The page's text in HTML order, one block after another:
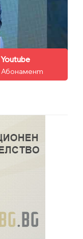
Youtube
Абонамент